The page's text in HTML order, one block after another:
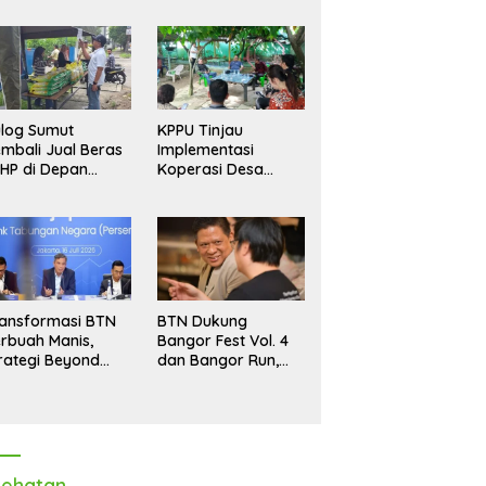
Sumut
Jual Beras
di Depan
Akhir Tahun
KPPU Tinjau
Implementasi
Koperasi Desa
BTN
Manis,
Beyond
BTN Dukung
Bangor Fest Vol. 4
dan Bangor Run,